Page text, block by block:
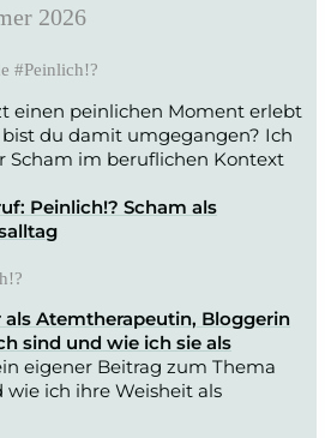
2026
#Peinlich!?
einen peinlichen Moment erlebt
du damit umgegangen? Ich
Scham im beruflichen Kontext
Peinlich!? Scham als
als Atemtherapeutin, Bloggerin
sind und wie ich sie als
eigener Beitrag zum Thema
ich ihre Weisheit als